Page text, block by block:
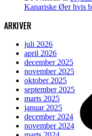
Kanariske Øer hvis
ARKIVER
juli 2026
april 2026
december 2025
november 2025
oktober 2025
september 2025
marts 2025
januar 2025
december 2024
november 2024